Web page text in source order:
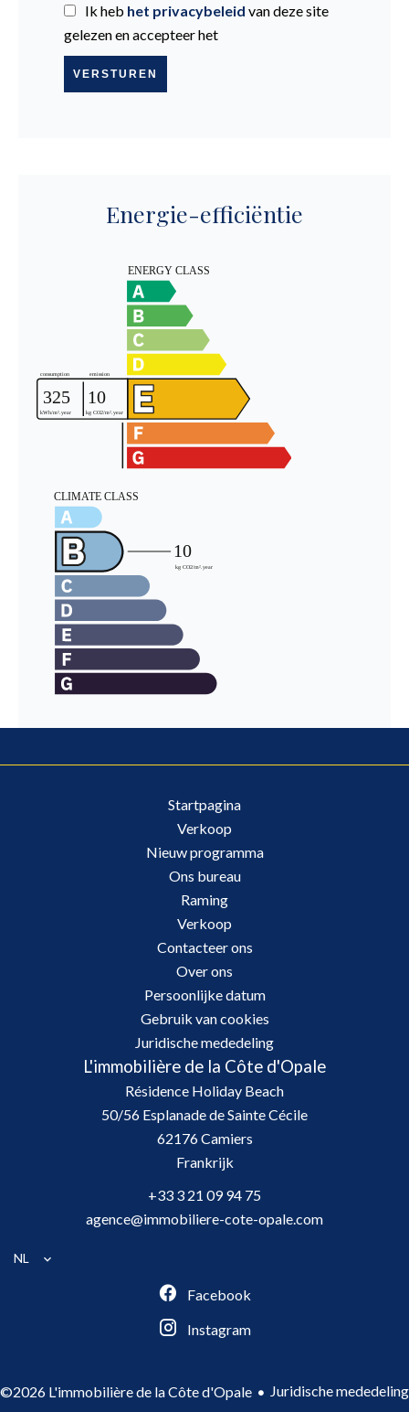
Ik heb het privacybeleid van deze site
gelezen en accepteer het
VERSTUREN
Energie-efficiëntie
Startpagina
Verkoop
Nieuw programma
Ons bureau
Raming
Verkoop
Contacteer ons
Over ons
Persoonlijke datum
Gebruik van cookies
Juridische mededeling
L'immobilière de la Côte d'Opale
Résidence Holiday Beach
50/56 Esplanade de Sainte Cécile
62176Camiers
Frankrijk
+33 3 21 09 94 75
agence@immobiliere-cote-opale.com
NL
Facebook
Instagram
©2026 L'immobilière de la Côte d'Opale
Juridische mededeling